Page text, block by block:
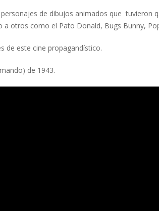
de dibujos animados que tuvieron
otros como el Pato Donald, Bugs Bunny,
de este cine propagandístico.
de 1943.